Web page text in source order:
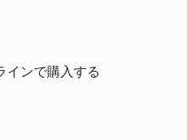
インで購入する